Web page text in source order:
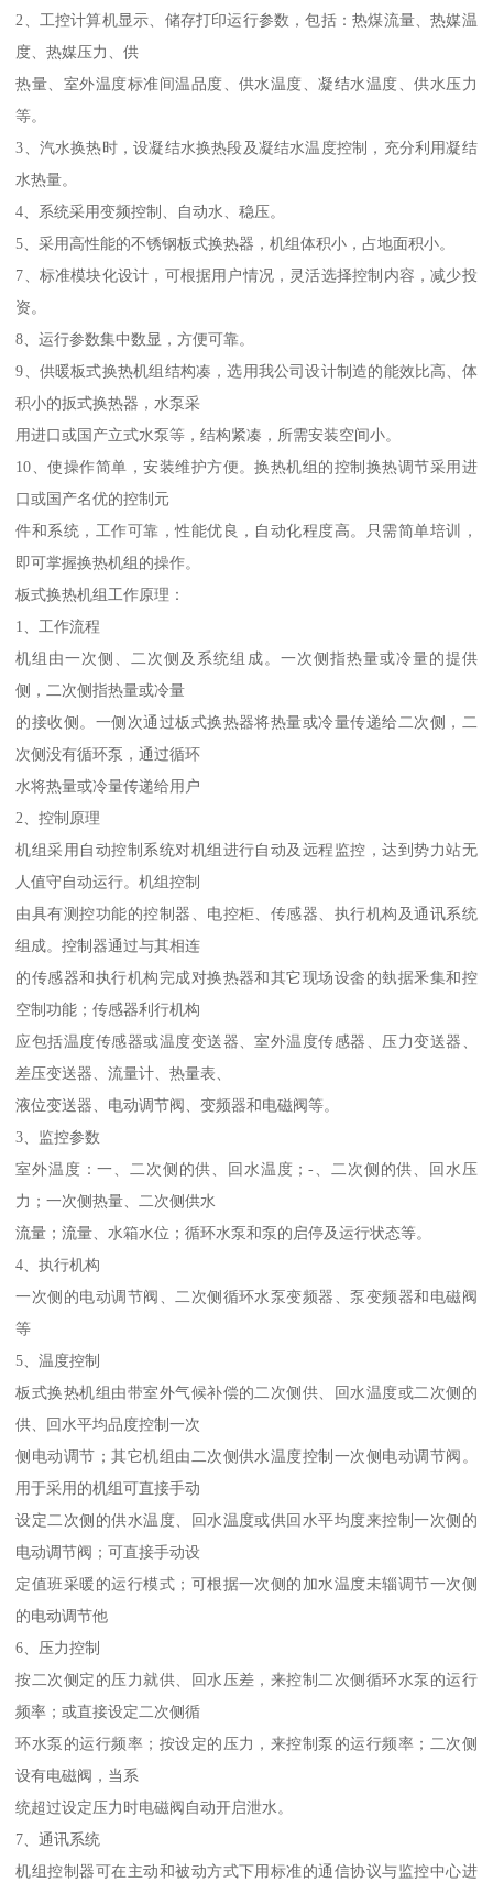
2、工控计算机显示、储存打印运行参数，包括：热煤流量、热媒温
度、热媒压力、供
热量、室外温度标准间温品度、供水温度、凝结水温度、供水压力
等。
3、汽水换热时，设凝结水换热段及凝结水温度控制，充分利用凝结
水热量。
4、系统采用变频控制、自动水、稳压。
5、采用高性能的不锈钢板式换热器，机组体积小，占地面积小。
7、标准模块化设计，可根据用户情况，灵活选择控制内容，减少投
资。
8、运行参数集中数显，方便可靠。
9、供暖板式换热机组结构凑，选用我公司设计制造的能效比高、体
积小的扳式换热器，水泵采
用进口或国产立式水泵等，结构紧凑，所需安装空间小。
10、使操作简单，安装维护方便。换热机组的控制换热调节采用进
口或国产名优的控制元
件和系统，工作可靠，性能优良，自动化程度高。只需简单培训，
即可掌握换热机组的操作。
板式换热机组工作原理：
1、工作流程
机组由一次侧、二次侧及系统组成。一次侧指热量或冷量的提供
侧，二次侧指热量或冷量
的接收侧。一侧次通过板式换热器将热量或冷量传递给二次侧，二
次侧没有循环泵，通过循环
水将热量或冷量传递给用户
2、控制原理
机组采用自动控制系统对机组进行自动及远程监控，达到势力站无
人值守自动运行。机组控制
由具有测控功能的控制器、电控柜、传感器、执行机构及通讯系统
组成。控制器通过与其相连
的传感器和执行机构完成对换热器和其它现场设畲的埶据釆集和控
空制功能；传感器利行机构
应包括温度传感器或温度变送器、室外温度传感器、压力变送器、
差压变送器、流量计、热量表、
液位变送器、电动调节阀、变频器和电磁阀等。
3、监控参数
室外温度：一、二次侧的供、回水温度；-、二次侧的供、回水压
力；一次侧热量、二次侧供水
流量；流量、水箱水位；循环水泵和泵的启停及运行状态等。
4、执行机构
一次侧的电动调节阀、二次侧循环水泵变频器、泵变频器和电磁阀
等
5、温度控制
板式换热机组由带室外气候补偿的二次侧供、回水温度或二次侧的
供、回水平均品度控制一次
侧电动调节；其它机组由二次侧供水温度控制一次侧电动调节阀。
用于采用的机组可直接手动
设定二次侧的供水温度、回水温度或供回水平均度来控制一次侧的
电动调节阀；可直接手动设
定值班采暖的运行模式；可根据一次侧的加水温度未辎调节一次侧
的电动调节他
6、压力控制
按二次侧定的压力就供、回水压差，来控制二次侧循环水泵的运行
频率；或直接设定二次侧循
环水泵的运行频率；按设定的压力，来控制泵的运行频率；二次侧
设有电磁阀，当系
统超过设定压力时电磁阀自动开启泄水。
7、通讯系统
机组控制器可在主动和被动方式下用标准的通信协议与监控中心进